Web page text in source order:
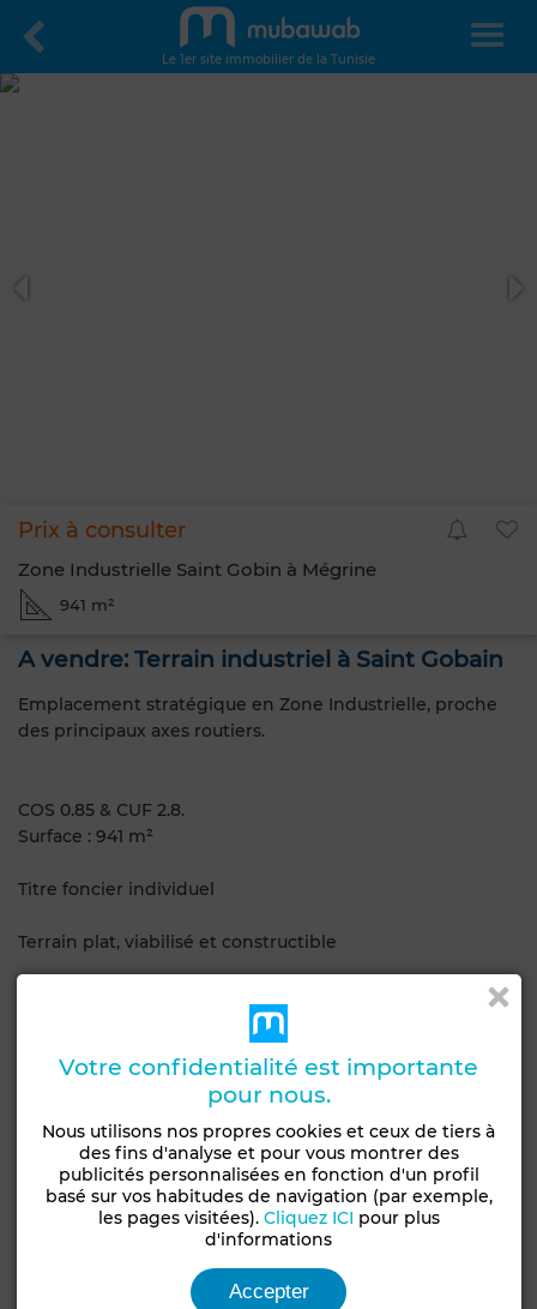
Le 1er site immobilier de la Tunisie
Prix à consulter
Zone Industrielle Saint Gobin à Mégrine
941 m²
A vendre: Terrain industriel à Saint Gobain
Emplacement stratégique en Zone Industrielle, proche
des principaux axes routiers.
COS 0.85 & CUF 2.8.
Surface : 941 m²
Titre foncier individuel
Terrain plat, viabilisé et constructible
Potentiel :
Une opportunité rare pour investisseurs souhaitant
s’implanter dans un secteur à haut potentiel de
développement
Pour plus d'informations, n'hésiter pas à nous contacter !
Caractéristiques générales
Votre confidentialité est importante
pour nous.
Nous utilisons nos propres cookies et ceux de tiers à
des fins d'analyse et pour vous montrer des
publicités personnalisées en fonction d'un profil
basé sur vos habitudes de navigation (par exemple,
les pages visitées). Cliquez ICI pour plus
d'informations
Accepter